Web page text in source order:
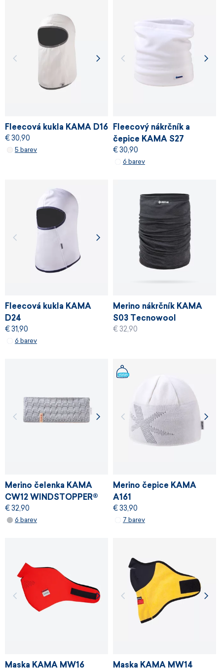
Fleecová kukla KAMA D16
€ 30,90
5 barev
Fleecový nákrčník a
čepice KAMA S27
€ 30,90
6 barev
Fleecová kukla KAMA
D24
€ 31,90
6 barev
Merino nákrčník KAMA
S03 Tecnowool
€ 32,90
Merino čelenka KAMA
CW12 WINDSTOPPER®
€ 32,90
6 barev
Merino čepice KAMA
A161
€ 33,90
7 barev
Maska KAMA MW16
Maska KAMA MW14